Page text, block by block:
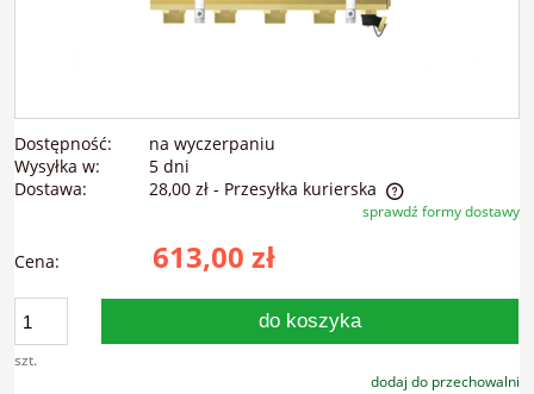
Dostępność:
na wyczerpaniu
Wysyłka w:
5 dni
Dostawa:
28,00 zł - Przesyłka kurierska
Cena nie zawiera ewentualnych kosztów płatnościsprawdź formy dostawy
Cena: 613,00 zł
szt.
do koszyka
dodaj do przechowalni